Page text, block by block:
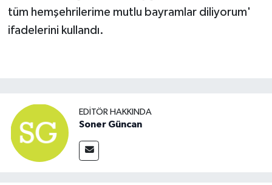
tüm hemşehrilerime mutlu bayramlar diliyorum'
ifadelerini kullandı.
EDITÖR HAKKINDA
Soner Güncan